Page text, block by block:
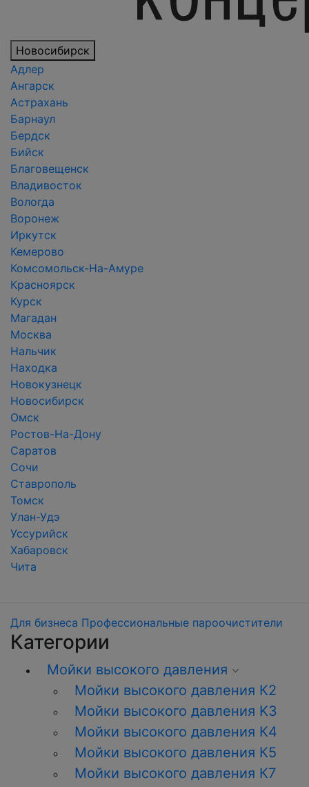
Новосибирск
Адлер
Ангарск
Астрахань
Барнаул
Бердск
Бийск
Благовещенск
Владивосток
Вологда
Воронеж
Иркутск
Кемерово
Комсомольск-На-Амуре
Красноярск
Курск
Магадан
Москва
Нальчик
Находка
Новокузнецк
Новосибирск
Омск
Ростов-На-Дону
Саратов
Сочи
Ставрополь
Томск
Улан-Удэ
Уссурийск
Хабаровск
Чита
Для бизнеса Профессиональные пароочистители
Категории
Мойки высокого давления
Мойки высокого давления К2
Мойки высокого давления K3
Мойки высокого давления К4
Мойки высокого давления К5
Мойки высокого давления К7